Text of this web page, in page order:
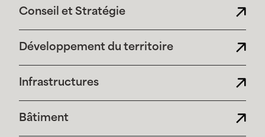
Conseil et Stratégie
Développement du territoire
Infrastructures
Bâtiment